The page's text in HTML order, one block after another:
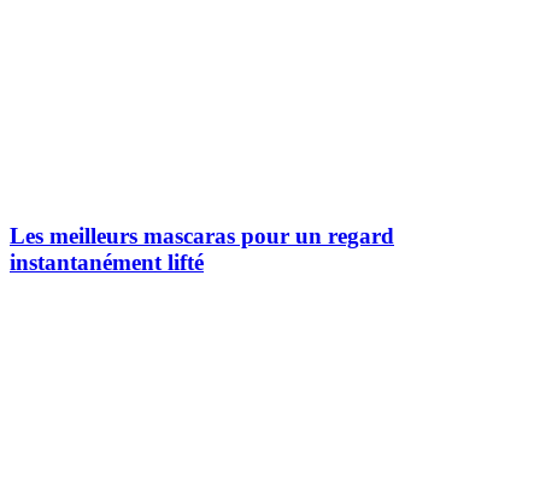
Les meilleurs mascaras pour un regard
instantanément lifté